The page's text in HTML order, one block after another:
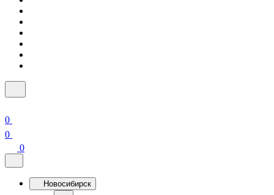
0
0
0
Новосибирск